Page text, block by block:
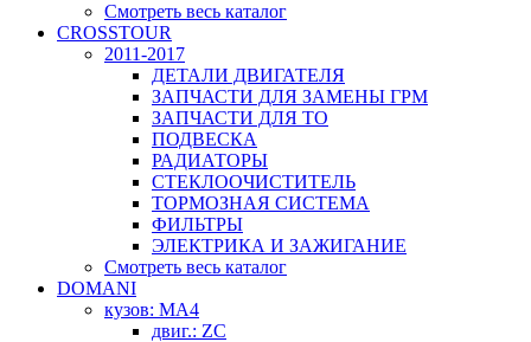
Смотреть весь каталог
CROSSTOUR
2011-2017
ДЕТАЛИ ДВИГАТЕЛЯ
ЗАПЧАСТИ ДЛЯ ЗАМЕНЫ ГРМ
ЗАПЧАСТИ ДЛЯ ТО
ПОДВЕСКА
РАДИАТОРЫ
СТЕКЛООЧИСТИТЕЛЬ
ТОРМОЗНАЯ СИСТЕМА
ФИЛЬТРЫ
ЭЛЕКТРИКА И ЗАЖИГАНИЕ
Смотреть весь каталог
DOMANI
кузов: MA4
двиг.: ZC